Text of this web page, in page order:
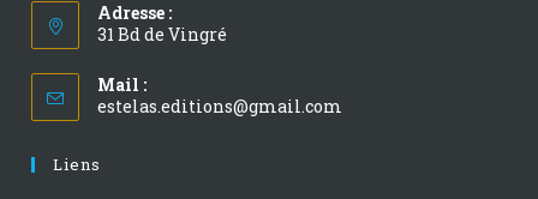
Adresse :
31 Bd de Vingré
Mail :
estelas.editions@gmail.com
Liens